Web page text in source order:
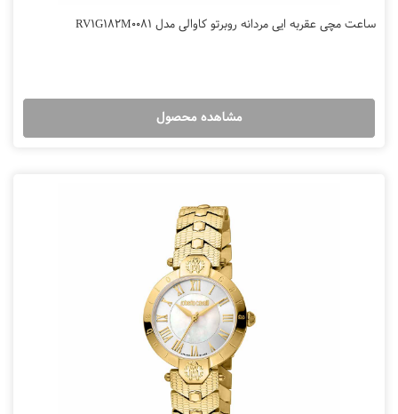
ساعت مچی عقربه ایی مردانه روبرتو کاوالی مدل RV1G182M0081
مشاهده محصول